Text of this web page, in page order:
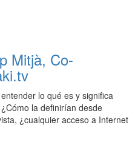
Mitjà, Co-
lo qué es y significa
la definirían desde
¿cualquier acceso a Internet